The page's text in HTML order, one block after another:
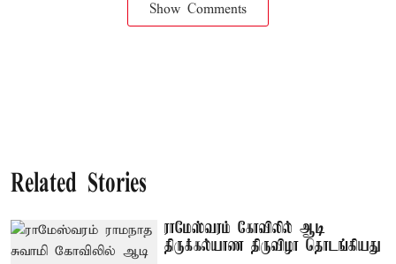
Show Comments
Related Stories
ராமேஸ்வரம் கோவிலில் ஆடி
திருக்கல்யாண திருவிழா தொடங்கியது